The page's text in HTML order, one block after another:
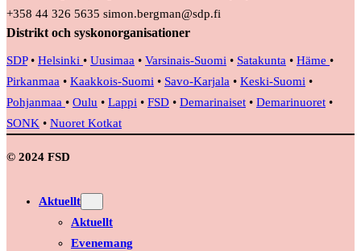
+358 44 326 5635 simon.bergman@sdp.fi
Distrikt och syskonorganisationer
SDP• Helsinki • Uusimaa • Varsinais-Suomi • Satakunta • Häme •
Pirkanmaa • Kaakkois-Suomi • Savo-Karjala • Keski-Suomi •
Pohjanmaa • Oulu • Lappi • FSD • Demarinaiset • Demarinuoret •
SONK • Nuoret Kotkat
© 2024 FSD
Aktuellt
Aktuellt
Evenemang